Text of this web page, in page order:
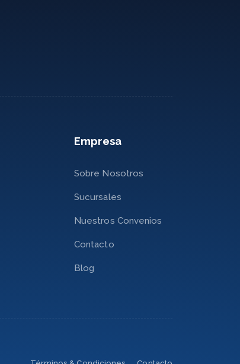
Empresa
Sobre Nosotros
Sucursales
Nuestros Convenios
Contacto
Blog